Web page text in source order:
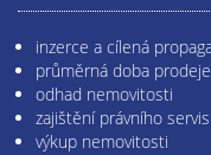
inzerce a cílená
průměrná doba
odhad nemovitosti
zajištění právního
výkup nemovitosti